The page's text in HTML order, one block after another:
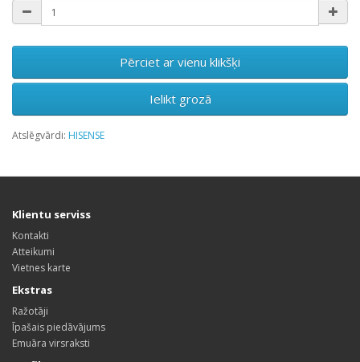
Pērciet ar vienu klikšķi
Ielikt grozā
Atslēgvārdi: HISENSE
Klientu serviss
Kontakti
Atteikumi
Vietnes karte
Ekstras
Ražotāji
Īpašais piedāvājums
Emuāra virsraksti